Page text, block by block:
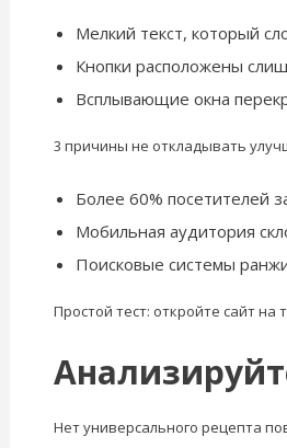
Мелкий текст, который
Кнопки расположены
Всплывающие окна
3 причины не откладывать
Более 60% посетителей
Мобильная аудитория
Поисковые системы
Простой тест: откройте сайт
Нет универсального рецепта